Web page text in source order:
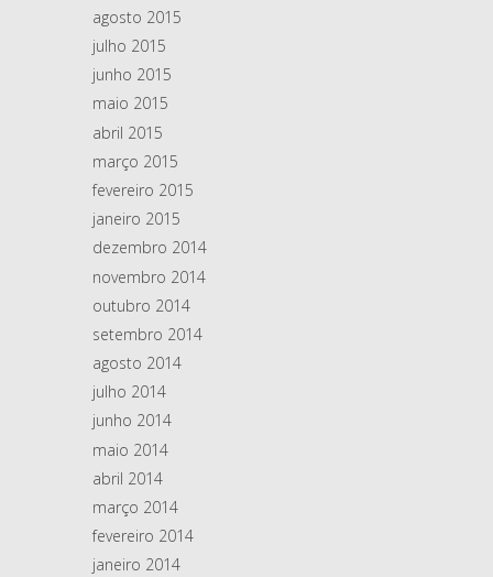
agosto 2015
julho 2015
junho 2015
maio 2015
abril 2015
março 2015
fevereiro 2015
janeiro 2015
dezembro 2014
novembro 2014
outubro 2014
setembro 2014
agosto 2014
julho 2014
junho 2014
maio 2014
abril 2014
março 2014
fevereiro 2014
janeiro 2014